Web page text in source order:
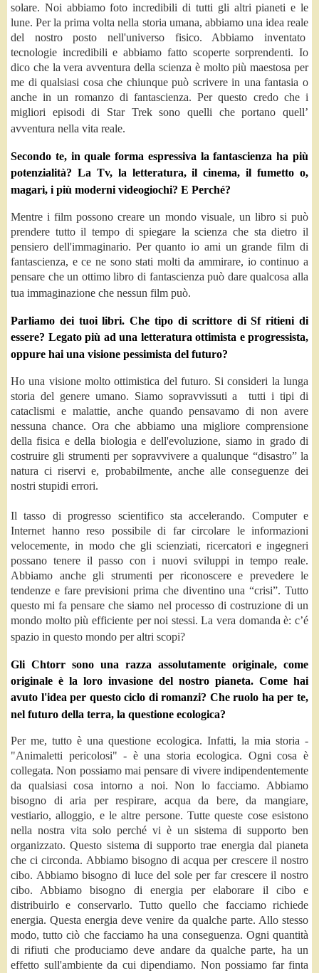
solare. Noi abbiamo foto incredibili di tutti gli altri pianeti e le
lune. Per la prima volta nella storia umana, abbiamo una idea reale
del nostro posto nell'universo fisico. Abbiamo inventato
tecnologie incredibili e abbiamo fatto scoperte sorprendenti. Io
dico che la vera avventura della scienza è molto più maestosa per
me di qualsiasi cosa che chiunque può scrivere in una fantasia o
anche in un romanzo di fantascienza. Per questo credo che i
migliori episodi di Star Trek sono quelli che portano quell’
avventura nella vita reale.
Secondo te, in quale forma espressiva la fantascienza ha più
potenzialità? La Tv, la letteratura, il cinema, il fumetto o,
magari, i più moderni videogiochi? E Perché?
Mentre i film possono creare un mondo visuale, un libro si può
prendere tutto il tempo di spiegare la scienza che sta dietro il
pensiero dell'immaginario. Per quanto io ami un grande film di
fantascienza, e ce ne sono stati molti da ammirare, io continuo a
pensare che un ottimo libro di fantascienza può dare qualcosa alla
tua immaginazione che nessun film può.
Parliamo dei tuoi libri. Che tipo di scrittore di Sf ritieni di
essere? Legato più ad una letteratura ottimista e progressista,
oppure hai una visione pessimista del futuro?
Ho una visione molto ottimistica del futuro. Si consideri la lunga
storia del genere umano. Siamo sopravvissuti a tutti i tipi di
cataclismi e malattie, anche quando pensavamo di non avere
nessuna chance. Ora che abbiamo una migliore comprensione
della fisica e della biologia e dell'evoluzione, siamo in grado di
costruire gli strumenti per sopravvivere a qualunque “disastro” la
natura ci riservi e, probabilmente, anche alle conseguenze dei
nostri stupidi errori.
Il tasso di progresso scientifico sta accelerando. Computer e
Internet hanno reso possibile di far circolare le informazioni
velocemente, in modo che gli scienziati, ricercatori e ingegneri
possano tenere il passo con i nuovi sviluppi in tempo reale.
Abbiamo anche gli strumenti per riconoscere e prevedere le
tendenze e fare previsioni prima che diventino una “crisi”. Tutto
questo mi fa pensare che siamo nel processo di costruzione di un
mondo molto più efficiente per noi stessi. La vera domanda è: c’é
spazio in questo mondo per altri scopi?
Gli Chtorr sono una razza assolutamente originale, come
originale è la loro invasione del nostro pianeta. Come hai
avuto l'idea per questo ciclo di romanzi? Che ruolo ha per te,
nel futuro della terra, la questione ecologica?
Per me, tutto è una questione ecologica. Infatti, la mia storia -
"Animaletti pericolosi" - è una storia ecologica. Ogni cosa è
collegata. Non possiamo mai pensare di vivere indipendentemente
da qualsiasi cosa intorno a noi. Non lo facciamo. Abbiamo
bisogno di aria per respirare, acqua da bere, da mangiare,
vestiario, alloggio, e le altre persone. Tutte queste cose esistono
nella nostra vita solo perché vi è un sistema di supporto ben
organizzato. Questo sistema di supporto trae energia dal pianeta
che ci circonda. Abbiamo bisogno di acqua per crescere il nostro
cibo. Abbiamo bisogno di luce del sole per far crescere il nostro
cibo. Abbiamo bisogno di energia per elaborare il cibo e
distribuirlo e conservarlo. Tutto quello che facciamo richiede
energia. Questa energia deve venire da qualche parte. Allo stesso
modo, tutto ciò che facciamo ha una conseguenza. Ogni quantità
di rifiuti che produciamo deve andare da qualche parte, ha un
effetto sull'ambiente da cui dipendiamo. Non possiamo far finta